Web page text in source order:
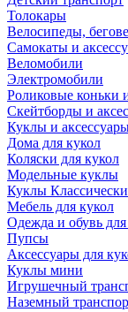
Толокары
Велосипеды,
Самокаты и
Веломобили
Электромобили
Роликовые коньки
Скейтборды и
Куклы и
Дома для кукол
Коляски для кукол
Модельные куклы
Куклы
Мебель для кукол
Одежда и обувь
Пупсы
Аксессуары для
Куклы мини
Игрушечный
Наземный